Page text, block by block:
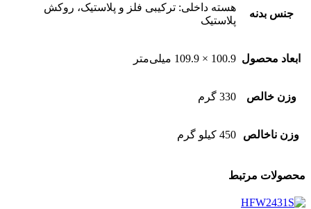
جنس بدنه
هسته داخلی: ترکیبی فلز و پلاستیک، روکش
پلاستیک
ابعاد محصول 100.9 × 109.9 میلی‌متر
وزن خالص 330 گرم
وزن ناخالص 450 کیلو گرم
محصولات مرتبط